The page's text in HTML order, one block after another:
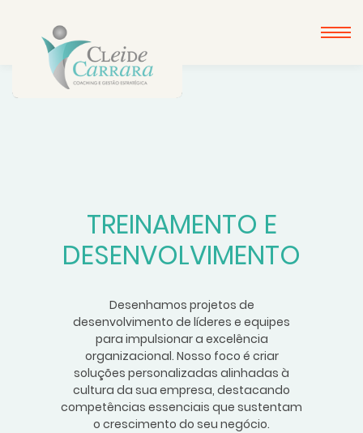
TREINAMENTO E
DESENVOLVIMENTO
Desenhamos projetos de
desenvolvimento de líderes e equipes
para impulsionar a excelência
organizacional. Nosso foco é criar
soluções personalizadas alinhadas à
cultura da sua empresa, destacando
competências essenciais que sustentam
o crescimento do seu negócio.